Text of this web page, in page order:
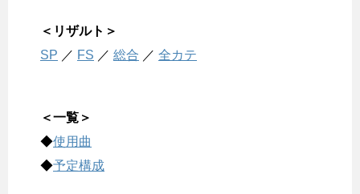
＜リザルト＞
SP ／ FS ／ 総合 ／ 全カテ
＜一覧＞
◆使用曲
◆予定構成